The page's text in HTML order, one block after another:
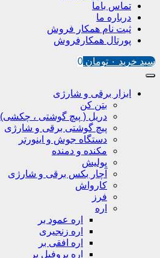
تماس باما
درباره ما
ثبت نام همکار فروش
پورتال همکارفروش
سبد خرید ۰ تومان 0
ابزار برقی و شارژی
بتن کن
دریل ( پیچ گوشتی ، چکشی)
پیچ گوشتی برقی و شارژی
دستگاه جوش و اینورتر
مکنده و دمنده
پولیش
آچار بکس برقی و شارژی
کارواش
فرز
اره
اره عمود بر
اره زنجیری
اره افقی بر
اره پروفیل پر